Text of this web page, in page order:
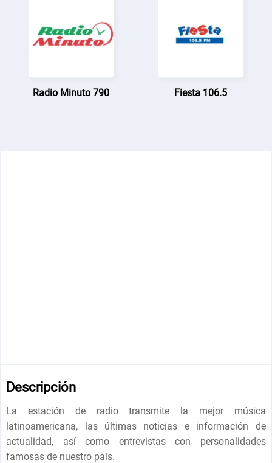
Radio Minuto 790 Fiesta 106.5
Descripción
La estación de radio transmite la mejor música
latinoamericana, las últimas noticias e información de
actualidad, así como entrevistas con personalidades
famosas de nuestro país.